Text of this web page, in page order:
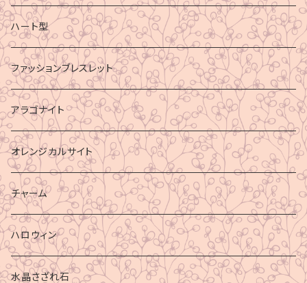
ハート型
ファッションブレスレット
アラゴナイト
オレンジカルサイト
チャーム
ハロウィン
水晶さざれ石